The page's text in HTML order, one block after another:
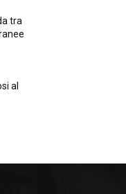
tra
al